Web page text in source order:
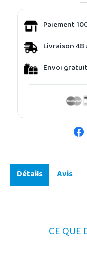
Paiement
Livraison 48
Envoi
Détails Avis
CE QUE